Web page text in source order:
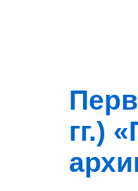
гг.)